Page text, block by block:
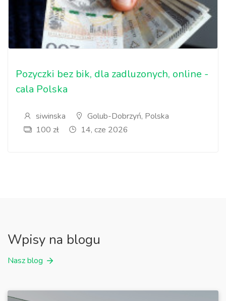
Pozyczki bez bik, dla zadluzonych, online -
cala Polska
siwinska
Golub-Dobrzyń, Polska
100 zł
14, cze 2026
Wpisy na blogu
Nasz blog